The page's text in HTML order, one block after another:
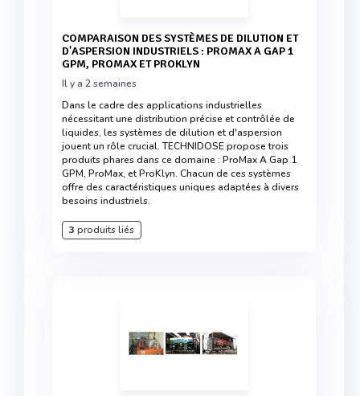
COMPARAISON DES SYSTÈMES DE DILUTION ET
D'ASPERSION INDUSTRIELS : PROMAX A GAP 1
GPM, PROMAX ET PROKLYN
Il y a 2 semaines
Dans le cadre des applications industrielles
nécessitant une distribution précise et contrôlée de
liquides, les systèmes de dilution et d'aspersion
jouent un rôle crucial. TECHNIDOSE propose trois
produits phares dans ce domaine : ProMax A Gap 1
GPM, ProMax, et ProKlyn. Chacun de ces systèmes
offre des caractéristiques uniques adaptées à divers
besoins industriels.
3 produits liés